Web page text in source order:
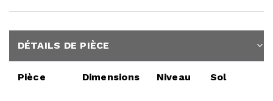
DÉTAILS DE PIÈCE
Pièce Dimensions Niveau Sol